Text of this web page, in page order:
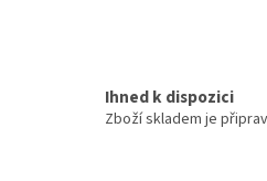
Ihned k dispozici
Zboží skladem je